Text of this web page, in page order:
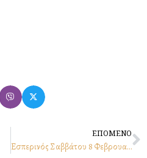
ΕΠΟΜΕΝΟ
Εσπερινός Σαββάτου 8 Φεβρουαρίου 2025